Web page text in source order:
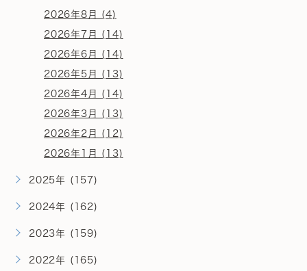
2026年8月 (4)
2026年7月 (14)
2026年6月 (14)
2026年5月 (13)
2026年4月 (14)
2026年3月 (13)
2026年2月 (12)
2026年1月 (13)
2025年 (157)
2024年 (162)
2023年 (159)
2022年 (165)